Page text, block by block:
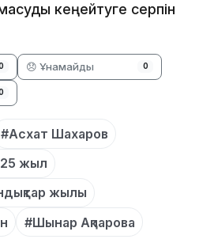
кеңейтуге серпін
😞 Ұнамайды 0
#Асхат Шахаров
жыл
жылы
#Шынар Ақпарова